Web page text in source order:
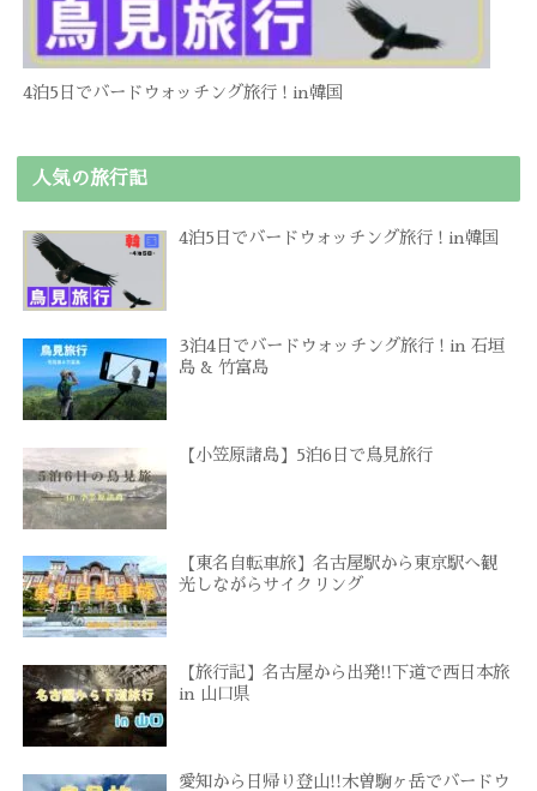
4泊5日でバードウォッチング旅行 ! in韓国
人気の旅行記
4泊5日でバードウォッチング旅行 ! in韓国
3泊4日でバードウォッチング旅行 ! in 石垣
島 & 竹富島
【小笠原諸島】5泊6日で鳥見旅行
【東名自転車旅】名古屋駅から東京駅へ観
光しながらサイクリング
【旅行記】名古屋から出発!!下道で西日本旅
in 山口県
愛知から日帰り登山!!木曽駒ヶ岳でバードウ